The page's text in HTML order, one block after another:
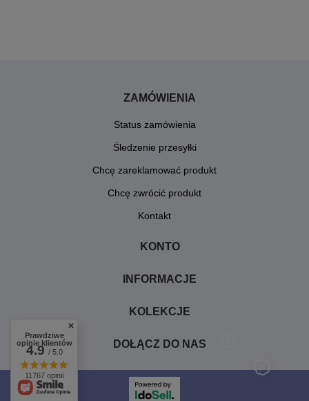
ZAMÓWIENIA
Status zamówienia
Śledzenie przesyłki
Chcę zareklamować produkt
Chcę zwrócić produkt
Kontakt
KONTO
INFORMACJE
KOLEKCJE
DOŁĄCZ DO NAS
Prawdziwe
opinie klientów
4.9/ 5.0
11767 opinii